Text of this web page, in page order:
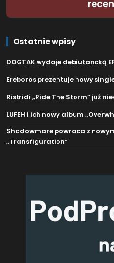
Ostatnie wpisy
DOGTAK wydaje debiutancką
Ereboros prezentuje nowy
Ristridi „Ride The Storm” już
LUFEH i ich nowy album
Shadowmare powraca z
„Transfiguration”